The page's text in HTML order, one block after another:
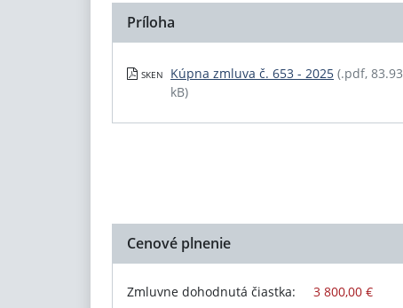
Príloha
SKEN Kúpna zmluva č. 653 - 2025 (.pdf, 83.93
kB)
Cenové plnenie
Zmluvne dohodnutá čiastka: 3 800,00 €